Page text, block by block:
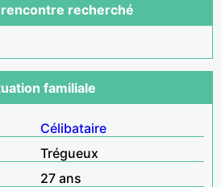
recherché
familiale
Célibataire
Trégueux
27 ans